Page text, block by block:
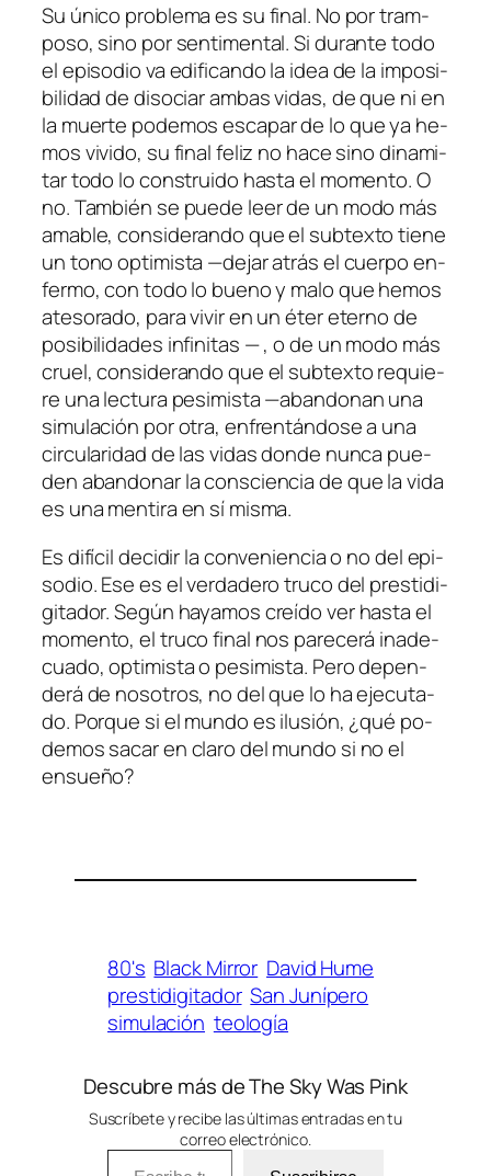
Su úni­co pro­ble­ma es su fi­nal. No por tram­
po­so, sino por sen­ti­men­tal. Si du­ran­te to­do
el epi­so­dio va edi­fi­can­do la idea de la im­po­si­
bi­li­dad de di­so­ciar am­bas vi­das, de que ni en
la muer­te po­de­mos es­ca­par de lo que ya he­
mos vi­vi­do, su fi­nal fe­liz no ha­ce sino di­na­mi­
tar to­do lo cons­trui­do has­ta el mo­men­to. O
no. También se pue­de leer de un mo­do más
ama­ble, con­si­de­ran­do que el sub­tex­to tie­ne
un tono op­ti­mis­ta —de­jar atrás el cuer­po en­
fer­mo, con to­do lo bueno y ma­lo que he­mos
ate­so­ra­do, pa­ra vi­vir en un éter eterno de
po­si­bi­li­da­des in­fi­ni­tas — , o de un mo­do más
cruel, con­si­de­ran­do que el sub­tex­to re­quie­
re una lec­tu­ra pe­si­mis­ta —aban­do­nan una
si­mu­la­ción por otra, en­fren­tán­do­se a una
cir­cu­la­ri­dad de las vi­das don­de nun­ca pue­
den aban­do­nar la cons­cien­cia de que la vi­da
es una men­ti­ra en sí misma.
Es di­fí­cil de­ci­dir la con­ve­nien­cia o no del epi­
so­dio. Ese es el ver­da­de­ro tru­co del pres­ti­di­
gi­ta­dor. Según ha­ya­mos creí­do ver has­ta el
mo­men­to, el tru­co fi­nal nos pa­re­ce­rá inade­
cua­do, op­ti­mis­ta o pe­si­mis­ta. Pero de­pen­
de­rá de no­so­tros, no del que lo ha eje­cu­ta­
do. Porque si el mun­do es ilu­sión, ¿qué po­
de­mos sa­car en cla­ro del mun­do si no el
ensueño?
80's Black Mirror David Hume
prestidigitador San Junípero
simulación teología
Descubre más de The Sky Was Pink
Suscríbete y recibe las últimas entradas en tu
correo electrónico.
Escribe tu correo electrónico…